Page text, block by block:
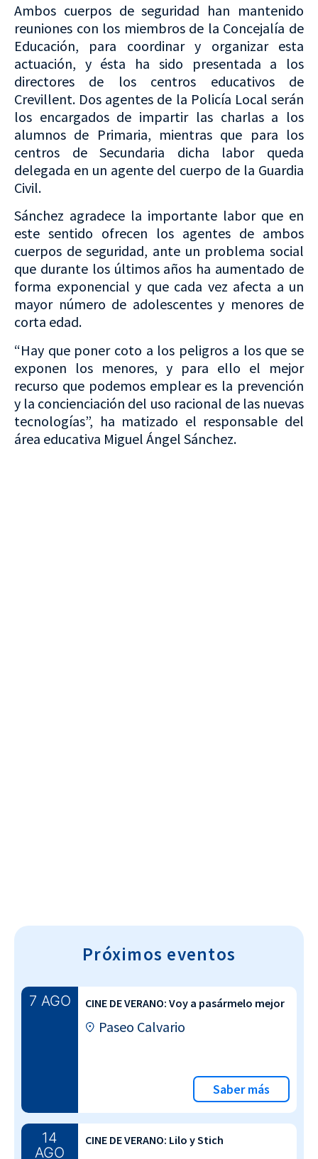
Ambos cuerpos de seguridad han mantenido
reuniones con los miembros de la Concejalía de
Educación, para coordinar y organizar esta
actuación, y ésta ha sido presentada a los
directores de los centros educativos de
Crevillent. Dos agentes de la Policía Local serán
los encargados de impartir las charlas a los
alumnos de Primaria, mientras que para los
centros de Secundaria dicha labor queda
delegada en un agente del cuerpo de la Guardia
Civil.
Sánchez agradece la importante labor que en
este sentido ofrecen los agentes de ambos
cuerpos de seguridad, ante un problema social
que durante los últimos años ha aumentado de
forma exponencial y que cada vez afecta a un
mayor número de adolescentes y menores de
corta edad.
“Hay que poner coto a los peligros a los que se
exponen los menores, y para ello el mejor
recurso que podemos emplear es la prevención
y la concienciación del uso racional de las nuevas
tecnologías”, ha matizado el responsable del
área educativa Miguel Ángel Sánchez.
Próximos eventos
7 AGO CINE DE VERANO: Voy a pasármelo mejor
Paseo Calvario
Saber más
14
AGO
CINE DE VERANO: Lilo y Stich